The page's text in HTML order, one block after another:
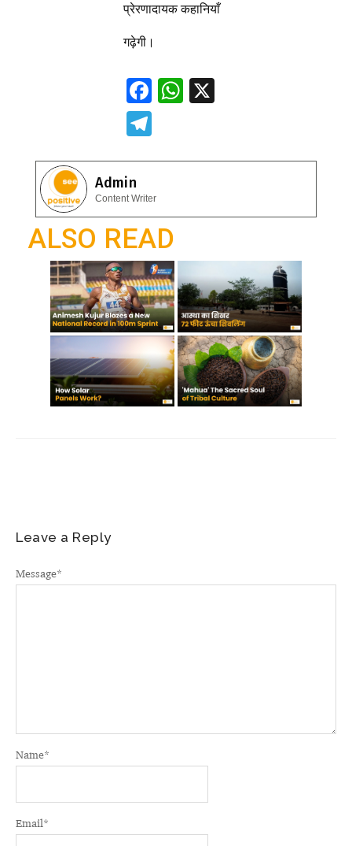
प्रेरणादायक कहानियाँ
गढ़ेगी।
F
b
o
o
k
W
s
p
gr
a
m
Admin
Content Writer
ALSO READ
Leave a Reply
Message*
Name*
Email*